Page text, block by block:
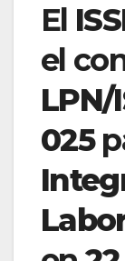
El
el
LPN/
025